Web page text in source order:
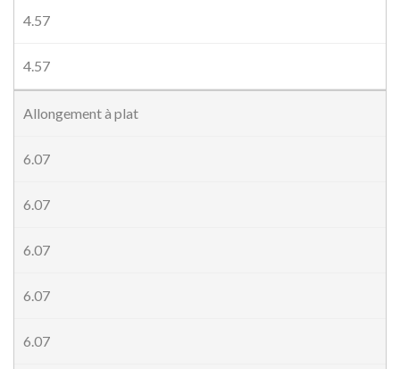
4.57
4.57
Allongement à plat
6.07
6.07
6.07
6.07
6.07